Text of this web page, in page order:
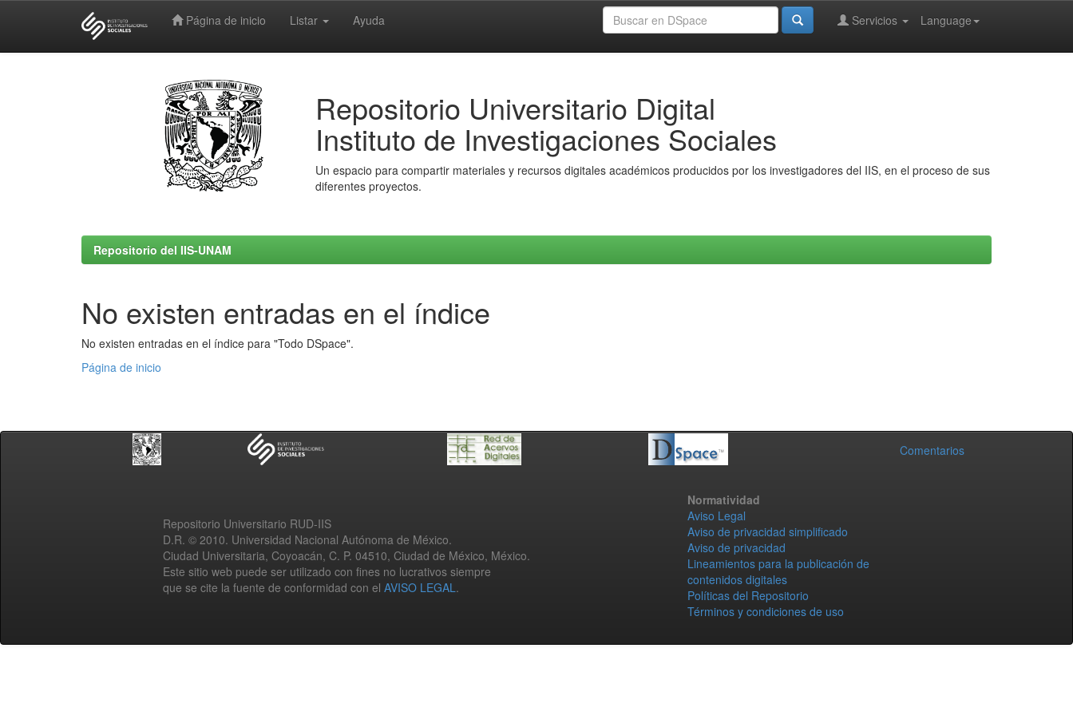
Página de inicio Listar Ayuda Language
Servicios
Repositorio Universitario Digital
Instituto de Investigaciones Sociales
Un espacio para compartir materiales y recursos digitales académicos producidos por los investigadores del IIS, en el proceso de sus
diferentes proyectos.
Repositorio del IIS-UNAM
No existen entradas en el índice
No existen entradas en el índice para "Todo DSpace".
Página de inicio
Comentarios
Repositorio Universitario RUD-IIS
D.R. © 2010. Universidad Nacional Autónoma de México.
Ciudad Universitaria, Coyoacán, C. P. 04510, Ciudad de México, México.
Este sitio web puede ser utilizado con fines no lucrativos siempre
que se cite la fuente de conformidad con el AVISO LEGAL.
Normatividad
Aviso Legal
Aviso de privacidad simplificado
Aviso de privacidad
Lineamientos para la publicación de
contenidos digitales
Políticas del Repositorio
Términos y condiciones de uso